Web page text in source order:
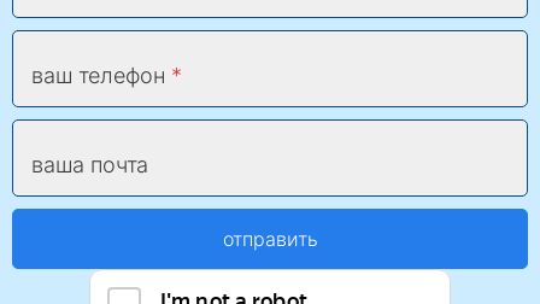
ваш телефон
ваша почта
отправить